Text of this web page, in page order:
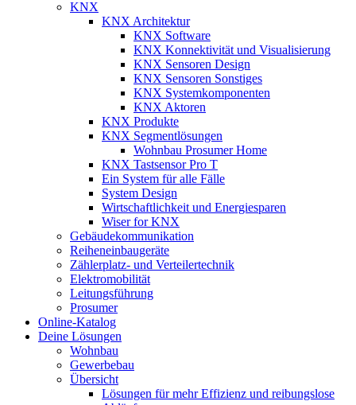
KNX
KNX Architektur
KNX Software
KNX Konnektivität und Visualisierung
KNX Sensoren Design
KNX Sensoren Sonstiges
KNX Systemkomponenten
KNX Aktoren
KNX Produkte
KNX Segmentlösungen
Wohnbau Prosumer Home
KNX Tastsensor Pro T
Ein System für alle Fälle
System Design
Wirtschaftlichkeit und Energiesparen
Wiser for KNX
Gebäudekommunikation
Reiheneinbaugeräte
Zählerplatz- und Verteilertechnik
Elektromobilität
Leitungsführung
Prosumer
Online-Katalog
Deine Lösungen
Wohnbau
Gewerbebau
Übersicht
Lösungen für mehr Effizienz und reibungslose